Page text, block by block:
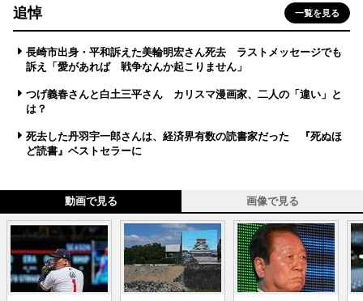
追悼 一覧を見る
長崎市出身・平和訴えた美輪明宏さん死去 ラストメッセージでも
訴え「愛があれば 戦争なんか起こりません」
つげ義春さんと白土三平さん カリスマ漫画家、二人の「違い」と
は？
死去した丹羽宇一郎さんは、経済界有数の読書家だった 『死ぬほ
ど読書』ベストセラーに
動画で見る 画像で見る